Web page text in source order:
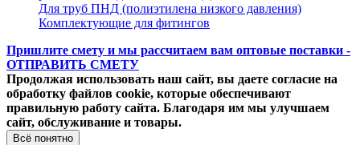
Для труб ПНД (полиэтилена низкого давления)
Комплектующие для фитингов
Пришлите смету и мы рассчитаем вам оптовые поставки -
ОТПРАВИТЬ СМЕТУ
Продолжая использовать наш сайт, вы даете согласие на
обработку файлов cookie, которые обеспечивают
правильную работу сайта. Благодаря им мы улучшаем
сайт, обслуживание и товары.
Всё понятно